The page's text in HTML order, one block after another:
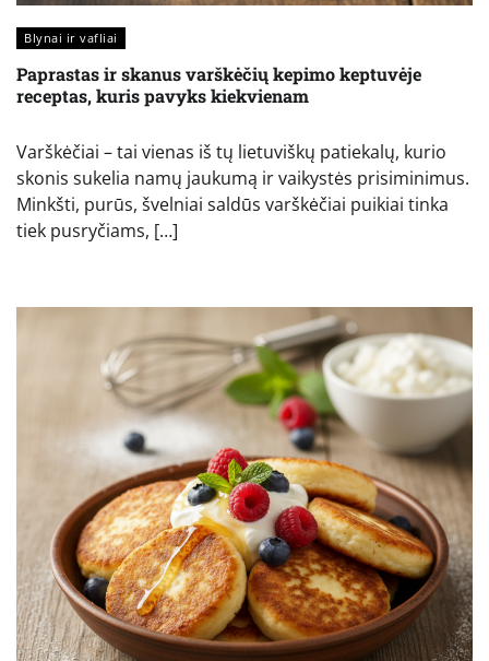
Blynai ir vafliai
Paprastas ir skanus varškėčių kepimo keptuvėje
receptas, kuris pavyks kiekvienam
Varškėčiai – tai vienas iš tų lietuviškų patiekalų, kurio
skonis sukelia namų jaukumą ir vaikystės prisiminimus.
Minkšti, purūs, švelniai saldūs varškėčiai puikiai tinka
tiek pusryčiams, […]